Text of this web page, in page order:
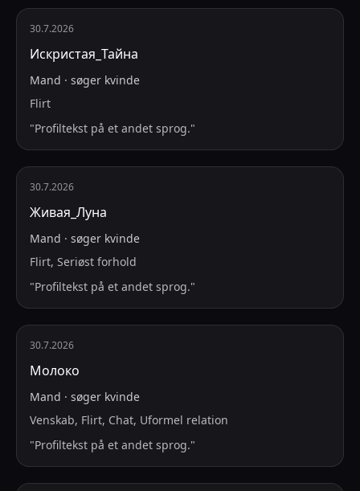
30.7.2026
Искристая_Тайна
Mand · søger kvinde
Flirt
"Profiltekst på et andet sprog."
30.7.2026
Живая_Луна
Mand · søger kvinde
Flirt, Seriøst forhold
"Profiltekst på et andet sprog."
30.7.2026
Молоко
Mand · søger kvinde
Venskab, Flirt, Chat, Uformel relation
"Profiltekst på et andet sprog."